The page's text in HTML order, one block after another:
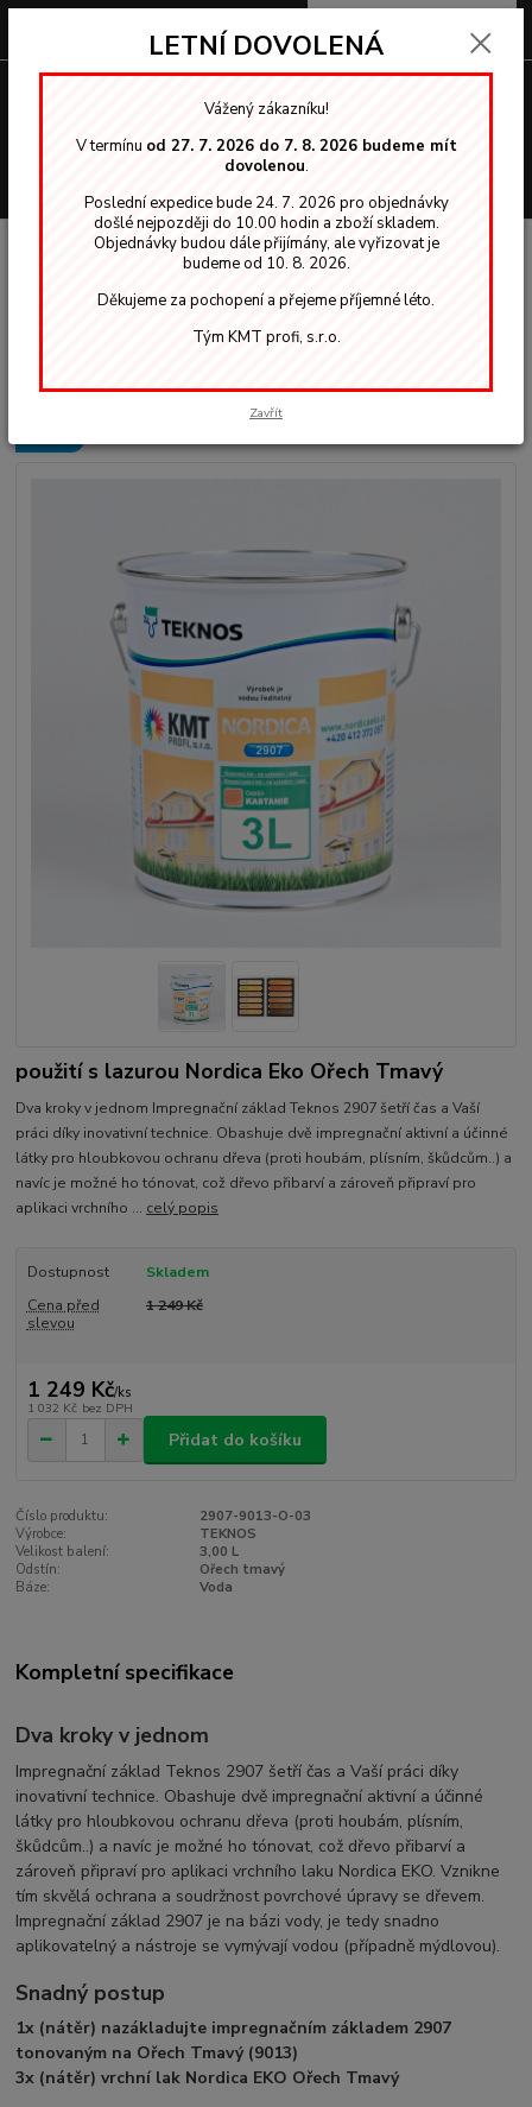
0,00 Kč
Nordica EKO - lazury základy 2907-02 (2v1)
Teknos základ
2907 tónovaný Ořech Tmavý 9013 na dřevo 3,00 L
Teknos základ 2907 tónovaný
Ořech Tmavý 9013 na dřevo 3,00
použití s lazurou Nordica Eko Ořech Tmavý
Dva kroky v jednom Impregnační základ Teknos 2907 šetří čas a Vaší
práci díky inovativní technice. Obashuje dvě impregnační aktivní a účinné
látky pro hloubkovou ochranu dřeva (proti houbám, plísním, škůdcům..) a
navíc je možné ho tónovat, což dřevo přibarví a zároveň připraví pro
aplikaci vrchního ... celý popis
Dostupnost
Skladem
Cena před
slevou
1 249 Kč
1 249 Kč/ks
1 032 Kč bez DPH
Přidat do košíku
Číslo produktu:
2907-9013-O-03
Výrobce:
TEKNOS
Velikost balení:
3,00 L
Odstín:
Ořech tmavý
Báze:
Voda
Kompletní specifikace
Dva kroky v jednom
Impregnační základ Teknos 2907 šetří čas a Vaší práci díky
inovativní technice. Obashuje dvě impregnační aktivní a účinné
látky pro hloubkovou ochranu dřeva (proti houbám, plísním,
škůdcům..) a navíc je možné ho tónovat, což dřevo přibarví a
zároveň připraví pro aplikaci vrchního laku Nordica EKO. Vznikne
tím skvělá ochrana a soudržnost povrchové úpravy se dřevem.
Impregnační základ 2907 je na bázi vody, je tedy snadno
aplikovatelný a nástroje se vymývají vodou (případně mýdlovou).
Snadný postup
1x (nátěr) nazákladujte impregnačním základem 2907
tonovaným na Ořech Tmavý (9013)
3x (nátěr) vrchní lak Nordica EKO Ořech Tmavý
LETNÍ DOVOLENÁ
Vážený zákazníku!
V termínu od 27. 7. 2026 do 7. 8. 2026 budeme mít
dovolenou.
Poslední expedice bude 24. 7. 2026 pro objednávky
došlé nejpozději do 10.00 hodin a zboží skladem.
Objednávky budou dále přijímány, ale vyřizovat je
budeme od 10. 8. 2026.
Děkujeme za pochopení a přejeme příjemné léto.
Tým KMT profi, s.r.o.
Zavřít